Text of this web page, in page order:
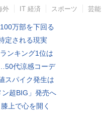
外 IT 経済 スポーツ 芸能
万部を下回る
定される現実
ンキング1位は
代涼感コーデ
スパイク発生は
超BIG」発売へ
上で心を開く